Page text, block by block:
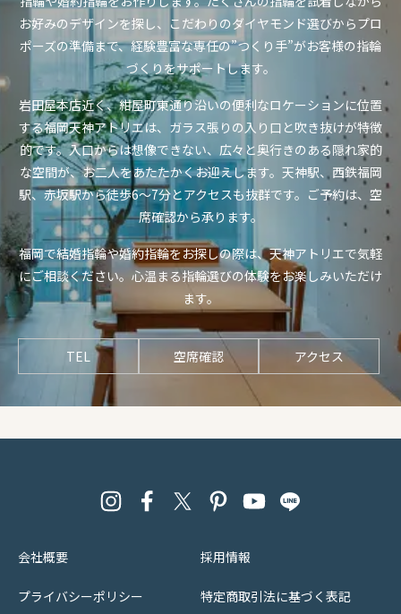
お好みのデザインを探し、こだわりのダイヤモンド選びからプロ
ポーズの準備まで、経験豊富な専任の”つくり手”がお客様の指輪
づくりをサポートします。
岩田屋本店近く、紺屋町東通り沿いの便利なロケーションに位置
する福岡天神アトリエは、ガラス張りの入り口と吹き抜けが特徴
的です。入口からは想像できない、広々と奥行きのある隠れ家的
な空間が、お二人をあたたかくお迎えします。天神駅、西鉄福岡
駅、赤坂駅から徒歩6〜7分とアクセスも抜群です。ご予約は、空
席確認から承ります。
福岡で結婚指輪や婚約指輪をお探しの際は、天神アトリエで気軽
にご相談ください。心温まる指輪選びの体験をお楽しみいただけ
ます。
TEL 空席確認 アクセス
会社概要 採用情報
プライバシーポリシー 特定商取引法に基づく表記